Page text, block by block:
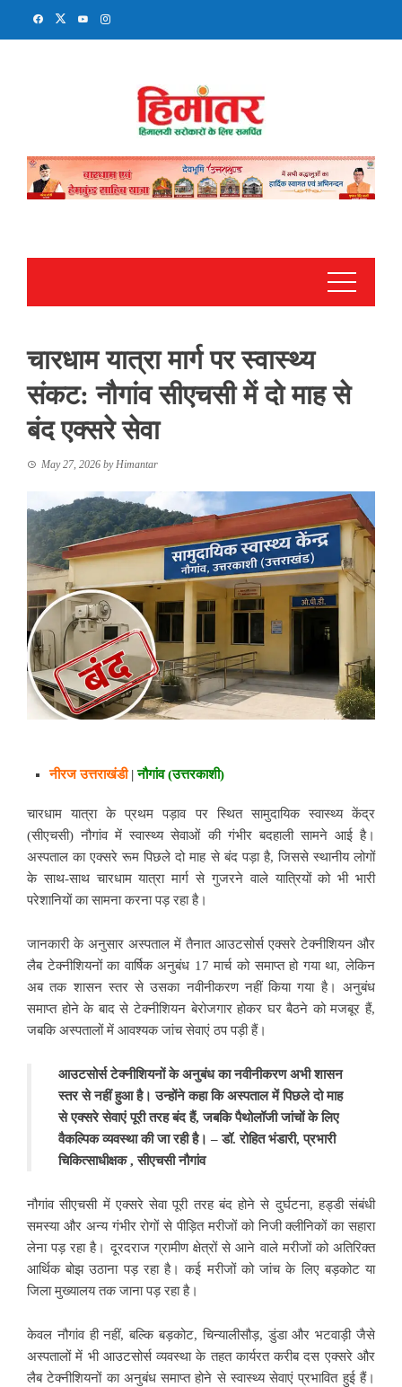
चारधाम यात्रा मार्ग पर स्वास्थ्य
संकट: नौगांव सीएचसी में दो माह से
बंद एक्सरे सेवा
May 27, 2026 byHimantar
नीरज उत्तराखंडी|नौगांव (उत्तरकाशी)
चारधाम यात्रा के प्रथम पड़ाव पर स्थित सामुदायिक स्वास्थ्य केंद्र
(सीएचसी) नौगांव में स्वास्थ्य सेवाओं की गंभीर बदहाली सामने आई है।
अस्पताल का एक्सरे रूम पिछले दो माह से बंद पड़ा है, जिससे स्थानीय लोगों
के साथ-साथ चारधाम यात्रा मार्ग से गुजरने वाले यात्रियों को भी भारी
परेशानियों का सामना करना पड़ रहा है।
जानकारी के अनुसार अस्पताल में तैनात आउटसोर्स एक्सरे टेक्नीशियन और
लैब टेक्नीशियनों का वार्षिक अनुबंध 17 मार्च को समाप्त हो गया था, लेकिन
अब तक शासन स्तर से उसका नवीनीकरण नहीं किया गया है। अनुबंध
समाप्त होने के बाद से टेक्नीशियन बेरोजगार होकर घर बैठने को मजबूर हैं,
जबकि अस्पतालों में आवश्यक जांच सेवाएं ठप पड़ी हैं।
आउटसोर्स टेक्नीशियनों के अनुबंध का नवीनीकरण अभी शासन
स्तर से नहीं हुआ है। उन्होंने कहा कि अस्पताल में पिछले दो माह
से एक्सरे सेवाएं पूरी तरह बंद हैं, जबकि पैथोलॉजी जांचों के लिए
वैकल्पिक व्यवस्था की जा रही है। – डॉ. रोहित भंडारी, प्रभारी
चिकित्साधीक्षक , सीएचसी नौगांव
नौगांव सीएचसी में एक्सरे सेवा पूरी तरह बंद होने से दुर्घटना, हड्डी संबंधी
समस्या और अन्य गंभीर रोगों से पीड़ित मरीजों को निजी क्लीनिकों का सहारा
लेना पड़ रहा है। दूरदराज ग्रामीण क्षेत्रों से आने वाले मरीजों को अतिरिक्त
आर्थिक बोझ उठाना पड़ रहा है। कई मरीजों को जांच के लिए बड़कोट या
जिला मुख्यालय तक जाना पड़ रहा है।
केवल नौगांव ही नहीं, बल्कि बड़कोट, चिन्यालीसौड़, डुंडा और भटवाड़ी जैसे
अस्पतालों में भी आउटसोर्स व्यवस्था के तहत कार्यरत करीब दस एक्सरे और
लैब टेक्नीशियनों का अनुबंध समाप्त होने से स्वास्थ्य सेवाएं प्रभावित हुई हैं।